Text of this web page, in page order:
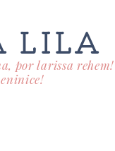
LILA
por larissa rehem!